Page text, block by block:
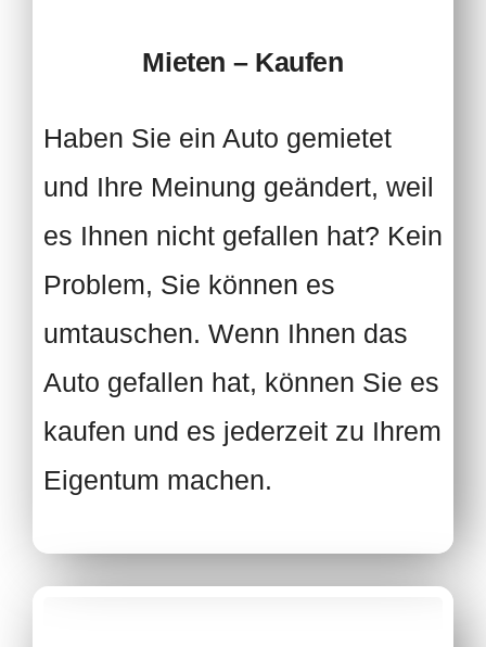
Mieten – Kaufen
Haben Sie ein Auto gemietet
und Ihre Meinung geändert, weil
es Ihnen nicht gefallen hat? Kein
Problem, Sie können es
umtauschen. Wenn Ihnen das
Auto gefallen hat, können Sie es
kaufen und es jederzeit zu Ihrem
Eigentum machen.